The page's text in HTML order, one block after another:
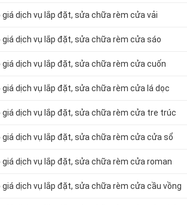
giá dịch vụ lắp đặt, sửa chữa rèm cửa vải
giá dịch vụ lắp đặt, sửa chữa rèm cửa sáo
giá dịch vụ lắp đặt, sửa chữa rèm cửa cuốn
giá dịch vụ lắp đặt, sửa chữa rèm cửa lá dọc
giá dịch vụ lắp đặt, sửa chữa rèm cửa tre trúc
giá dịch vụ lắp đặt, sửa chữa rèm cửa cửa sổ
giá dịch vụ lắp đặt, sửa chữa rèm cửa roman
giá dịch vụ lắp đặt, sửa chữa rèm cửa cầu vồng